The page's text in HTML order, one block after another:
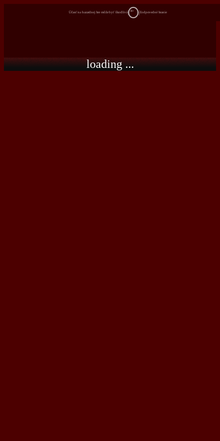
Účasť na hazardnej hre môže byť škodlivá 18+ Zodpovedné hranie
loading ...